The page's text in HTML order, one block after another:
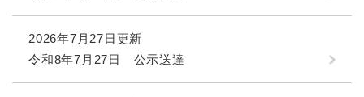
2026年7月27日更新
令和8年7月27日 公示送達